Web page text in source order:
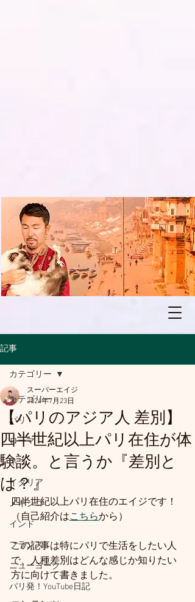
記事
カテゴリー
パリ
ローマ
ネコ
イタリア
メキシコ
インド
フランス
ニューヨーク
パリ発！YouTube日記
カテゴリー
【パリのアジア人 差別】
四半世紀以上パリ在住が体
験談。と言うか『差別と
は？』
スーパーエイジ
2024年7月23日
四半世紀以上パリ在住のエイジです！
（自己紹介はこちらから）
この記事は特にパリで生活をしたい人
で、人種差別はどんな感じか知りたい
方に向けて書きました。